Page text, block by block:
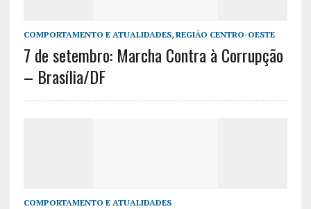
COMPORTAMENTO E ATUALIDADES, REGIÃO CENTRO-OESTE
7 de setembro: Marcha Contra à Corrupção
– Brasília/DF
COMPORTAMENTO E ATUALIDADES